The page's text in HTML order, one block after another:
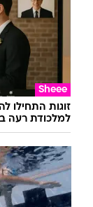
Sheee
זוגות התחילו
למלכודת רעה